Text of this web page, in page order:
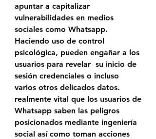
apuntar a capitalizar
vulnerabilidades en medios
sociales como Whatsapp.
Haciendo uso de control
psicológica, pueden engañar a los
usuarios para revelar  su inicio de
sesión credenciales o incluso
varios otros delicados datos.
realmente vital que los usuarios de
Whatsapp saben las peligros
posicionados mediante ingeniería
social así como toman acciones